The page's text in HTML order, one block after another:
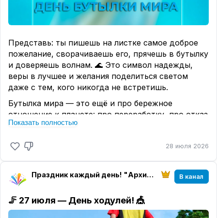
Представь: ты пишешь на листке самое доброе
пожелание, сворачиваешь его, прячешь в бутылку
и доверяешь волнам. 🌊 Это символ надежды,
веры в лучшее и желания поделиться светом
даже с тем, кого никогда не встретишь.
Бутылка мира — это ещё и про бережное
отношение к планете: про переработку, про отказ
от лишнего пластика, про маленькие шаги, из
♻
А можно сделать свою «бутылку мира» без воды
и волн: написать письмо себе в будущее,
пожелание другу или просто добрые слова,
которые хочется сохранить.💌
👇 Поделись в комментариях: если бы ты
Показать полностью
28 июля 2026
Праздник каждый день! "Архитектура настроения" магазин "Твоего праздника" В канал
🦵 27 июля — День ходулей! 🎪